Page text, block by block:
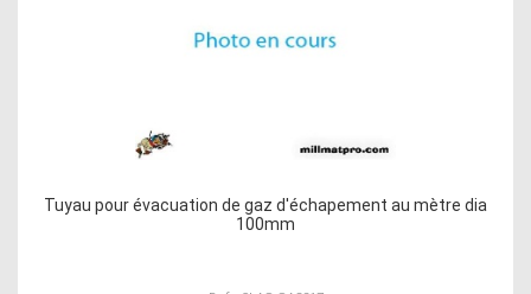
Tuyau pour évacuation de gaz d'échapement au mètre dia
100mm